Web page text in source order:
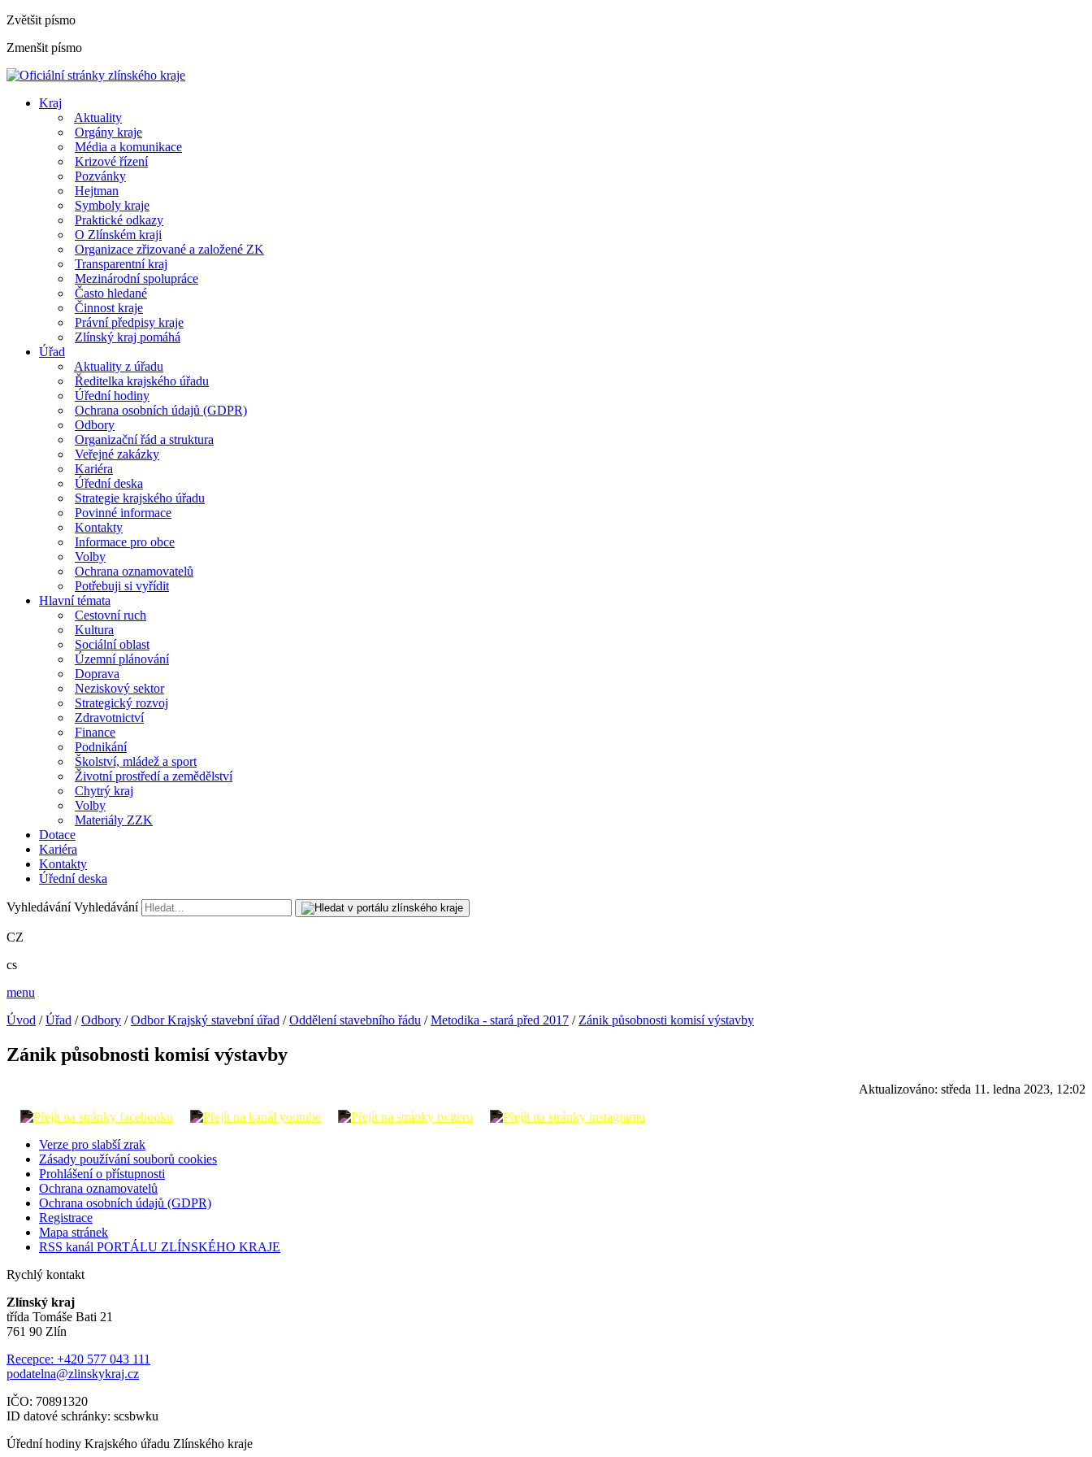
Zvětšit písmo
Zmenšit písmo
Kraj
Aktuality
Orgány kraje
Média a komunikace
Krizové řízení
Pozvánky
Hejtman
Symboly kraje
Praktické odkazy
O Zlínském kraji
Organizace zřizované a založené ZK
Transparentní kraj
Mezinárodní spolupráce
Často hledané
Činnost kraje
Právní předpisy kraje
Zlínský kraj pomáhá
Úřad
Aktuality z úřadu
Ředitelka krajského úřadu
Úřední hodiny
Ochrana osobních údajů (GDPR)
Odbory
Organizační řád a struktura
Veřejné zakázky
Kariéra
Úřední deska
Strategie krajského úřadu
Povinné informace
Kontakty
Informace pro obce
Volby
Ochrana oznamovatelů
Potřebuji si vyřídit
Hlavní témata
Cestovní ruch
Kultura
Sociální oblast
Územní plánování
Doprava
Neziskový sektor
Strategický rozvoj
Zdravotnictví
Finance
Podnikání
Školství, mládež a sport
Životní prostředí a zemědělství
Chytrý kraj
Volby
Materiály ZZK
Dotace
Kariéra
Kontakty
Úřední deska
Vyhledávání Vyhledávání
CZ
cs
menu
Úvod /Úřad /Odbory /Odbor Krajský stavební úřad /Oddělení stavebního řádu /Metodika - stará před 2017 / Zánik působnosti komisí výstavby
Zánik působnosti komisí výstavby
Aktualizováno: středa 11. ledna 2023, 12:02
Verze pro slabší zrak
Zásady používání souborů cookies
Prohlášení o přístupnosti
Ochrana oznamovatelů
Ochrana osobních údajů (GDPR)
Registrace
Mapa stránek
RSS kanál PORTÁLU ZLÍNSKÉHO KRAJE
Rychlý kontakt
Zlínský kraj
třída Tomáše Bati 21
761 90 Zlín
Recepce: +420 577 043 111
podatelna@zlinskykraj.cz
IČO: 70891320
ID datové schránky: scsbwku
Úřední hodiny Krajského úřadu Zlínského kraje